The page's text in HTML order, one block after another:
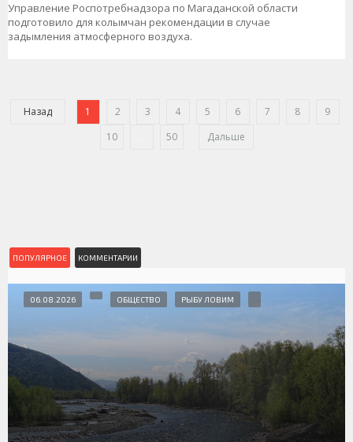
Управление Роспотребнадзора по Магаданской области
подготовило для колымчан рекомендации в случае
задымления атмосферного воздуха.
Назад 1 2 3 4 5 6 7 8
9
10
50 Дальше
ПОПУЛЯРНОЕ КОММЕНТАРИИ
06.08.2026 ОБЩЕСТВО РЫБУ ЛОВИМ